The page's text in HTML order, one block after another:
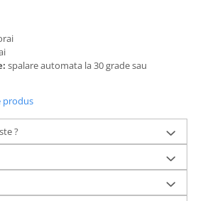
spalare automata la 30 grade sau
produs
?